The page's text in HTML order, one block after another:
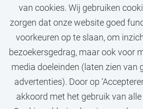
van cookies. Wij gebruiken
zorgen dat onze website goed
voorkeuren op te slaan, om
bezoekersgedrag, maar ook voor
media doeleinden (laten zien van
advertenties). Door op
akkoord met het gebruik van
Bekijk vacature
Call-to-action bij meer